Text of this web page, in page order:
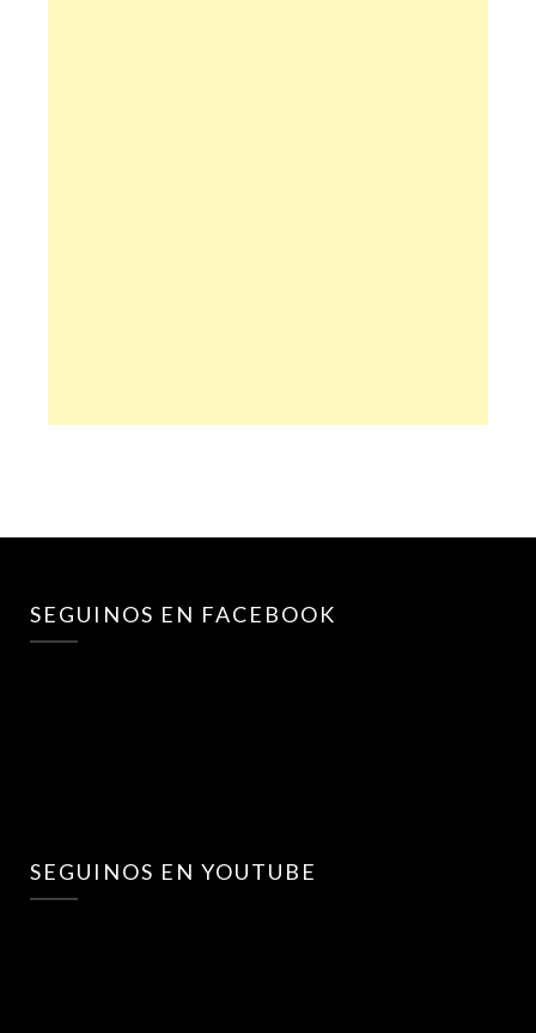
SEGUINOS EN FACEBOOK
SEGUINOS EN YOUTUBE